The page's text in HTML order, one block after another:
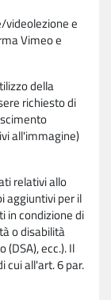
videolezione e
Vimeo e
della
richiesto di
all'immagine)
relativi allo
aggiuntivi per il
in condizione di
o disabilità
ecc.). Il
cui all'art. 6 par.